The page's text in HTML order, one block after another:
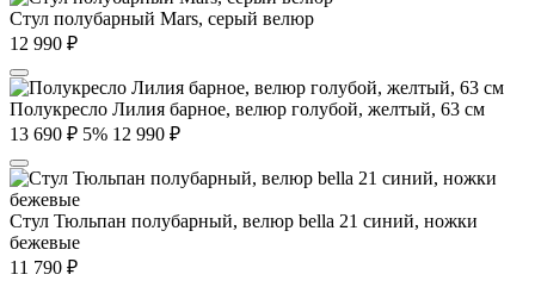
Стул полубарный Mars, серый велюр
12 990 ₽
Полукресло Лилия барное, велюр голубой, желтый, 63 см
13 690 ₽ 5% 12 990 ₽
Стул Тюльпан полубарный, велюр bella 21 синий, ножки
бежевые
11 790 ₽